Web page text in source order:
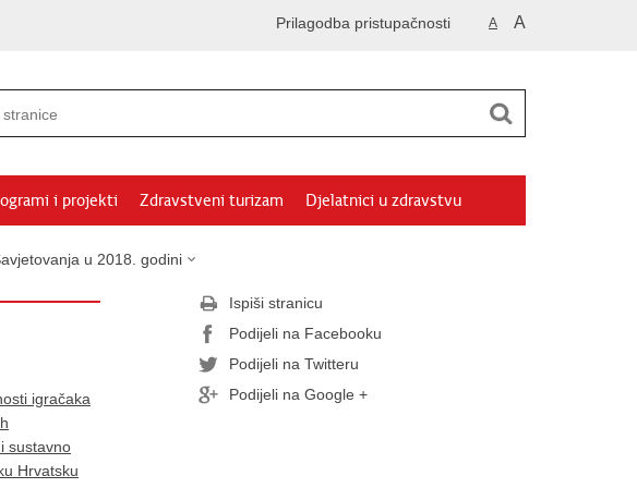
A A
Prilagodba pristupačnosti
i projekti Zdravstveni turizam Djelatnici u zdravstvu
u 2018. godini
igračaka
sustavno
Hrvatsku
Ispiši stranicu
Podijeli na Facebooku
Podijeli na Twitteru
Podijeli na Google +